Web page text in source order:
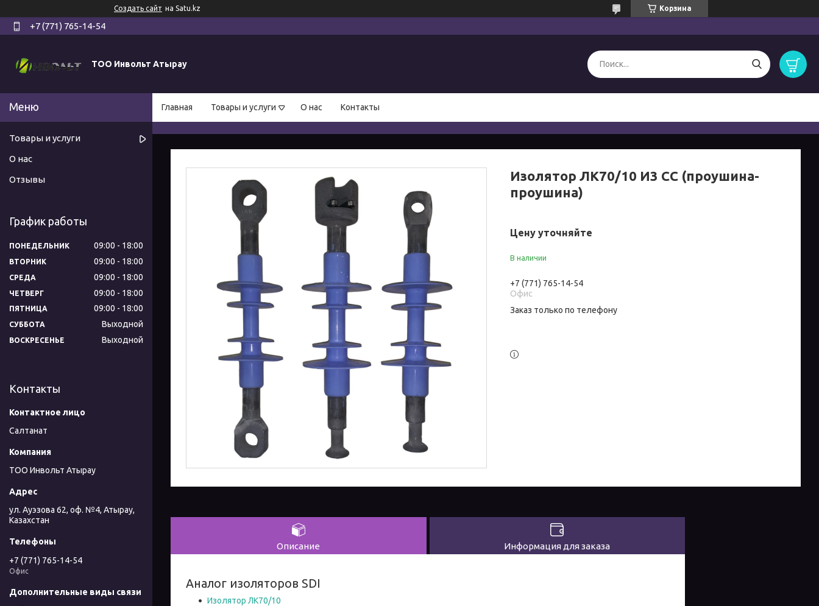
Создать сайт на Satu.kz Корзина
+7 (771) 765-14-54
ТОО Инвольт Атырау
Главная Товары и услуги О нас Контакты
Изолятор ЛК70/10 И3 СС (проушина-
проушина)
Цену уточняйте
В наличии
+7 (771) 765-14-54
Офис
Заказ только по телефону
Описание Информация для заказа
Аналог изоляторов SDI
Изолятор ЛК70/10
Товары и услуги
О нас
Отзывы
График работы
ПОНЕДЕЛЬНИК 09:00 18:00
ВТОРНИК 09:00 18:00
СРЕДА 09:00 18:00
ЧЕТВЕРГ 09:00 18:00
ПЯТНИЦА 09:00 18:00
СУББОТА Выходной
ВОСКРЕСЕНЬЕ Выходной
Контакты
Салтанат
ТОО Инвольт Атырау
ул. Ауэзова 62, оф. №4, Атырау,
Казахстан
+7 (771) 765-14-54
Офис